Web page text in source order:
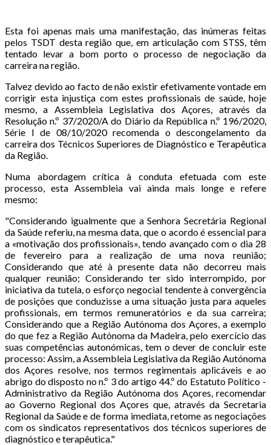
Esta foi apenas mais uma manifestação, das inúmeras feitas
pelos TSDT desta região que, em articulação com STSS, têm
tentado levar a bom porto o processo de negociação da
carreira na região.
Talvez devido ao facto de não existir efetivamente vontade em
corrigir esta injustiça com estes profissionais de saúde, hoje
mesmo, a Assembleia Legislativa dos Açores, através da
Resolução n.º 37/2020/A do Diário da República n.º 196/2020,
Série I de 08/10/2020 recomenda o descongelamento da
carreira dos Técnicos Superiores de Diagnóstico e Terapêutica
da Região.
Numa abordagem crítica à conduta efetuada com este
processo, esta Assembleia vai ainda mais longe e refere
mesmo:
"Considerando igualmente que a Senhora Secretária Regional
da Saúde referiu, na mesma data, que o acordo é essencial para
a «motivação dos profissionais», tendo avançado com o dia 28
de fevereiro para a realização de uma nova reunião;
Considerando que até à presente data não decorreu mais
qualquer reunião; Considerando ter sido interrompido, por
iniciativa da tutela, o esforço negocial tendente à convergência
de posições que conduzisse a uma situação justa para aqueles
profissionais, em termos remuneratórios e da sua carreira;
Considerando que a Região Autónoma dos Açores, a exemplo
do que fez a Região Autónoma da Madeira, pelo exercício das
suas competências autonómicas, tem o dever de concluir este
processo: Assim, a Assembleia Legislativa da Região Autónoma
dos Açores resolve, nos termos regimentais aplicáveis e ao
abrigo do disposto no n.º 3 do artigo 44.º do Estatuto Político -
Administrativo da Região Autónoma dos Açores, recomendar
ao Governo Regional dos Açores que, através da Secretaria
Regional da Saúde e de forma imediata, retome as negociações
com os sindicatos representativos dos técnicos superiores de
diagnóstico e terapêutica."